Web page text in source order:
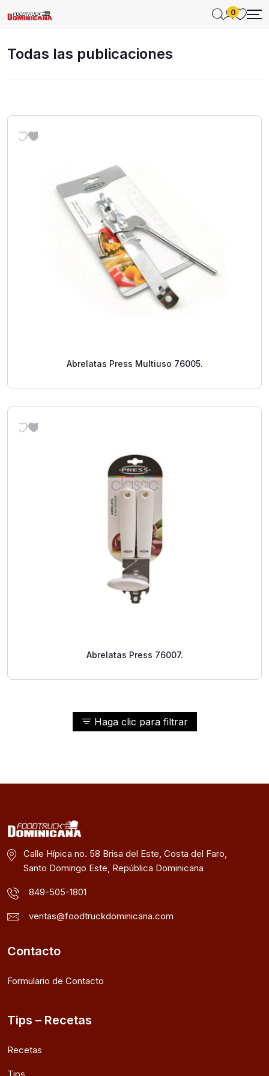
0
Todas las publicaciones
Haga clic para filtrar
Abrelatas Press Multiuso 76005.
Abrelatas Press 76007.
Calle Hípica no. 58 Brisa del Este, Costa del Faro,
Santo Domingo Este, República Dominicana
849-505-1801
ventas@foodtruckdominicana.com
Contacto
Formulario de Contacto
Tips – Recetas
Recetas
Tips